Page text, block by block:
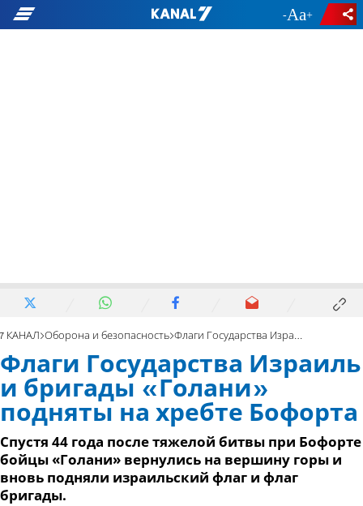
- +
7 КАНАЛ Оборона и безопасность Флаги Государства Израиль и бригады «Голани» подняты на хребте Бофорта
Флаги Государства Израиль
и бригады «Голани»
подняты на хребте Бофорта
Спустя 44 года после тяжелой битвы при Бофорте
бойцы «Голани» вернулись на вершину горы и
вновь подняли израильский флаг и флаг
бригады.